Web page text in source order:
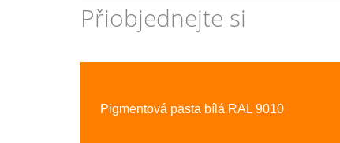
Přiobjednejte si
Pigmentová pasta bílá RAL 9010